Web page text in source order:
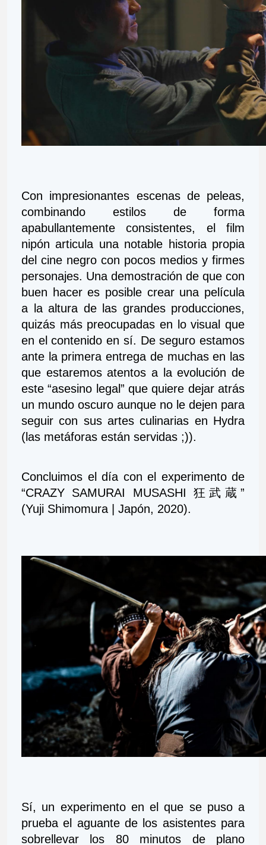
Con impresionantes escenas de peleas,
combinando estilos de forma
apabullantemente consistentes, el film
nipón articula una notable historia propia
del cine negro con pocos medios y firmes
personajes. Una demostración de que con
buen hacer es posible crear una película
a la altura de las grandes producciones,
quizás más preocupadas en lo visual que
en el contenido en sí. De seguro estamos
ante la primera entrega de muchas en las
que estaremos atentos a la evolución de
este “asesino legal” que quiere dejar atrás
un mundo oscuro aunque no le dejen para
seguir con sus artes culinarias en Hydra
(las metáforas están servidas ;)).
Concluimos el día con el experimento de
“CRAZY SAMURAI MUSASHI 狂武蔵”
(Yuji Shimomura | Japón, 2020).
Sí, un experimento en el que se puso a
prueba el aguante de los asistentes para
sobrellevar los 80 minutos de plano